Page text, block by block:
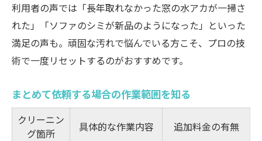
利用者の声では「長年取れなかった窓の水アカが一掃さ
れた」「ソファのシミが新品のようになった」といった
満足の声も。頑固な汚れで悩んでいる方こそ、プロの技
術で一度リセットするのがおすすめです。
まとめて依頼する場合の作業範囲を知る
クリーニン
グ箇所
具体的な作業内容 追加料金の有無